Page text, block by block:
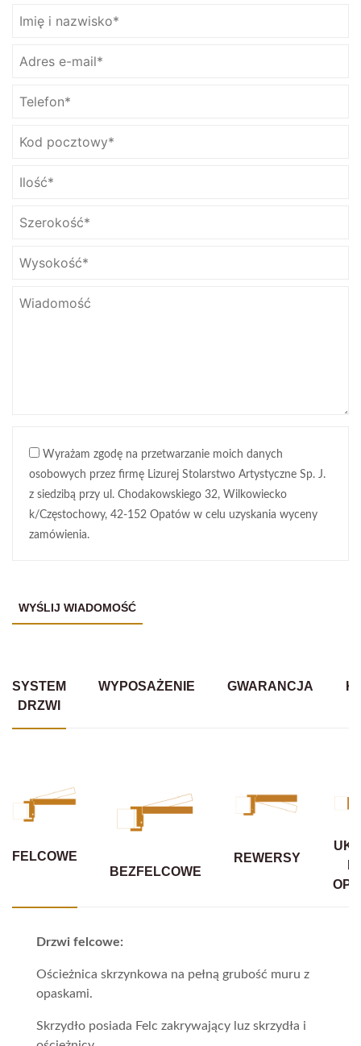
Wyrażam zgodę na przetwarzanie moich danych
osobowych przez firmę Lizurej Stolarstwo Artystyczne Sp. J.
z siedzibą przy ul. Chodakowskiego 32, Wilkowiecko
k/Częstochowy, 42-152 Opatów w celu uzyskania wyceny
zamówienia.
SYSTEM
DRZWI
WYPOSAŻENIE GWARANCJA
FELCOWE
BEZFELCOWE
REWERSY
Drzwi felcowe:
Ościeżnica skrzynkowa na pełną grubość muru z
opaskami.
Skrzydło posiada Felc zakrywający luz skrzydła i